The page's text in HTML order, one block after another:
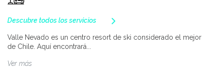
Descubre todos los servicios
Valle Nevado es un centro resort de ski considerado el mejor
de Chile. Aquí encontrará...
Ver más